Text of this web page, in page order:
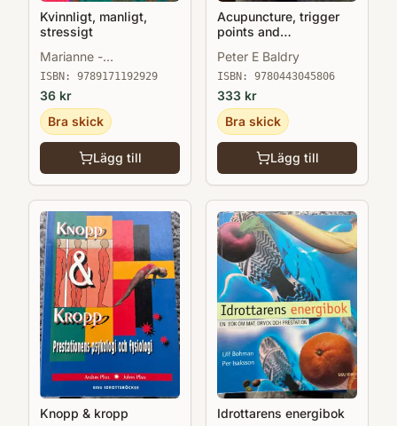
Kvinnligt, manligt,
stressigt
Marianne -
Lind&eacute;n
Frankenhaeuser
ISBN: 9789171192929
36 kr
Bra skick
Lägg till
Acupuncture, trigger
points and
Peter E Baldry
ISBN: 9780443045806
333 kr
Bra skick
Lägg till
Knopp & kropp Idrottarens energibok